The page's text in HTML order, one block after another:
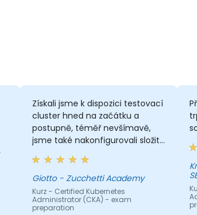
Získali jsme k dispozici testovací
cluster hned na začátku a
postupně, téměř nevšímavě,
jsme také nakonfigurovali složité
aspekty clusteru. Byl to dobře
strukturovaný crescendo.
Giotto - Zucchetti Academy
Kurz - Certified Kubernetes
Administrator (CKA) - exam
preparation